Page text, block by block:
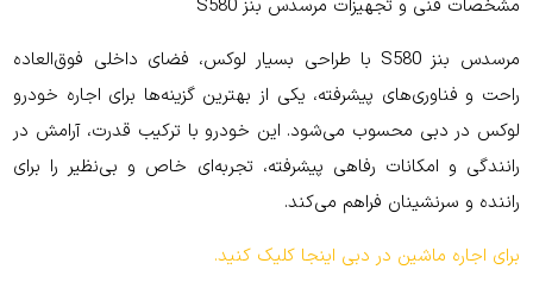
مشخصات فنی و تجهیزات مرسدس بنز S580
مرسدس بنز S580 با طراحی بسیار لوکس، فضای داخلی فوق‌العاده
راحت و فناوری‌های پیشرفته، یکی از بهترین گزینه‌ها برای اجاره خودرو
لوکس در دبی محسوب می‌شود. این خودرو با ترکیب قدرت، آرامش در
رانندگی و امکانات رفاهی پیشرفته، تجربه‌ای خاص و بی‌نظیر را برای
راننده و سرنشینان فراهم می‌کند.
برای اجاره ماشین در دبی اینجا کلیک کنید.